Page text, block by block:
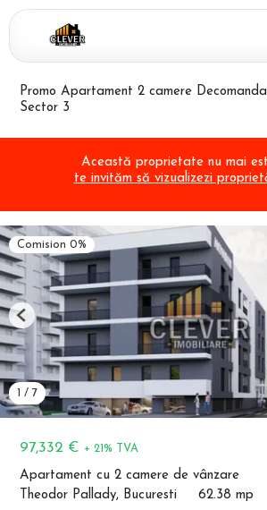
Promo Apartament 2 camere
Sector 3
Această proprietate nu mai
te invităm să vizualizezi
97,332 € + 21% TVA
Apartament cu 2 camere de vânzare
Theodor Pallady, Bucuresti
62.38 mp
Comision 0%
/ 7
Previous